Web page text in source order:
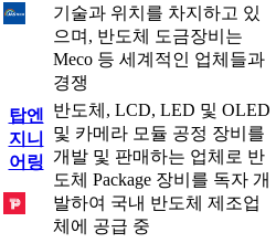
기술과 위치를 차지하고 있
으며, 반도체 도금장비는
Meco 등 세계적인 업체들과
경쟁
탑엔
지니
어링
반도체, LCD, LED 및 OLED
및 카메라 모듈 공정 장비를
개발 및 판매하는 업체로 반
도체 Package 장비를 독자 개
발하여 국내 반도체 제조업
체에 공급 중